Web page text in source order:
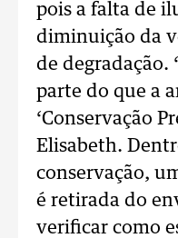
pois a falta de
diminuição da
de degradação.
parte do que a
‘Conservação
Elisabeth.
conservação,
é retirada do
verificar como